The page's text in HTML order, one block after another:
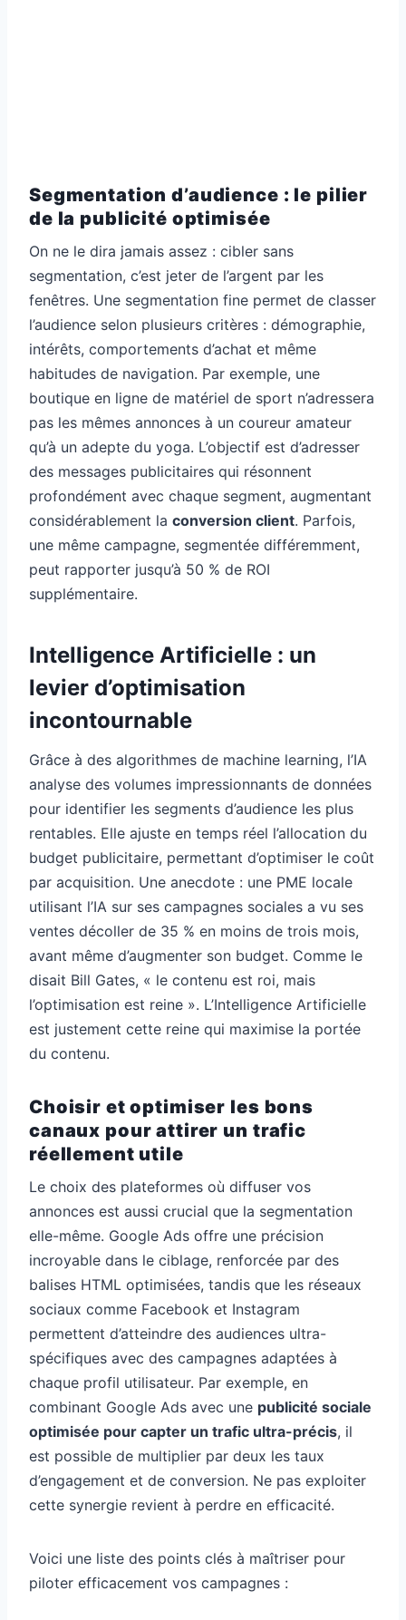
Segmentation d’audience : le pilier
de la publicité optimisée
On ne le dira jamais assez : cibler sans
segmentation, c’est jeter de l’argent par les
fenêtres. Une segmentation fine permet de classer
l’audience selon plusieurs critères : démographie,
intérêts, comportements d’achat et même
habitudes de navigation. Par exemple, une
boutique en ligne de matériel de sport n’adressera
pas les mêmes annonces à un coureur amateur
qu’à un adepte du yoga. L’objectif est d’adresser
des messages publicitaires qui résonnent
profondément avec chaque segment, augmentant
considérablement la conversion client. Parfois,
une même campagne, segmentée différemment,
peut rapporter jusqu’à 50 % de ROI
supplémentaire.
Intelligence Artificielle : un
levier d’optimisation
incontournable
Grâce à des algorithmes de machine learning, l’IA
analyse des volumes impressionnants de données
pour identifier les segments d’audience les plus
rentables. Elle ajuste en temps réel l’allocation du
budget publicitaire, permettant d’optimiser le coût
par acquisition. Une anecdote : une PME locale
utilisant l’IA sur ses campagnes sociales a vu ses
ventes décoller de 35 % en moins de trois mois,
avant même d’augmenter son budget. Comme le
disait Bill Gates, « le contenu est roi, mais
l’optimisation est reine ». L’Intelligence Artificielle
est justement cette reine qui maximise la portée
du contenu.
Choisir et optimiser les bons
canaux pour attirer un trafic
réellement utile
Le choix des plateformes où diffuser vos
annonces est aussi crucial que la segmentation
elle-même. Google Ads offre une précision
incroyable dans le ciblage, renforcée par des
balises HTML optimisées, tandis que les réseaux
sociaux comme Facebook et Instagram
permettent d’atteindre des audiences ultra-
spécifiques avec des campagnes adaptées à
chaque profil utilisateur. Par exemple, en
combinant Google Ads avec une publicité sociale
optimisée pour capter un trafic ultra-précis, il
est possible de multiplier par deux les taux
d’engagement et de conversion. Ne pas exploiter
cette synergie revient à perdre en efficacité.
Voici une liste des points clés à maîtriser pour
piloter efficacement vos campagnes :